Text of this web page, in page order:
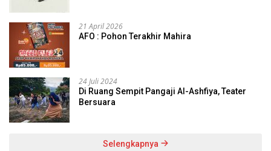
21 April 2026
AFO : Pohon Terakhir Mahira
24 Juli 2024
Di Ruang Sempit Pangaji Al-Ashfiya, Teater
Bersuara
Selengkapnya